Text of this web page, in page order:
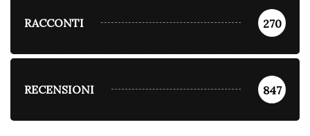
RACCONTI 270
RECENSIONI 847